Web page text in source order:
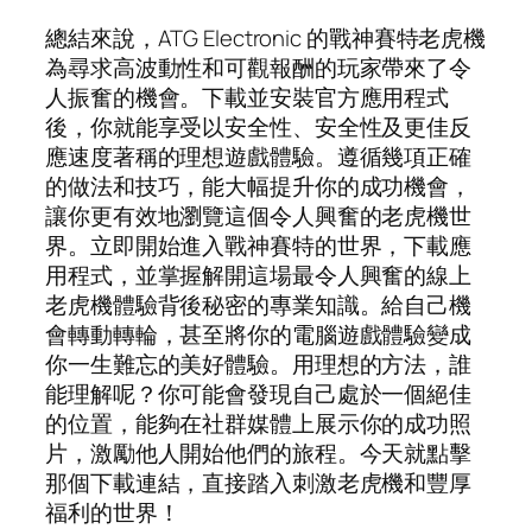
總結來說，ATG Electronic 的戰神賽特老虎機
為尋求高波動性和可觀報酬的玩家帶來了令
人振奮的機會。下載並安裝官方應用程式
後，你就能享受以安全性、安全性及更佳反
應速度著稱的理想遊戲體驗。遵循幾項正確
的做法和技巧，能大幅提升你的成功機會，
讓你更有效地瀏覽這個令人興奮的老虎機世
界。立即開始進入戰神賽特的世界，下載應
用程式，並掌握解開這場最令人興奮的線上
老虎機體驗背後秘密的專業知識。給自己機
會轉動轉輪，甚至將你的電腦遊戲體驗變成
你一生難忘的美好體驗。用理想的方法，誰
能理解呢？你可能會發現自己處於一個絕佳
的位置，能夠在社群媒體上展示你的成功照
片，激勵他人開始他們的旅程。今天就點擊
那個下載連結，直接踏入刺激老虎機和豐厚
福利的世界！